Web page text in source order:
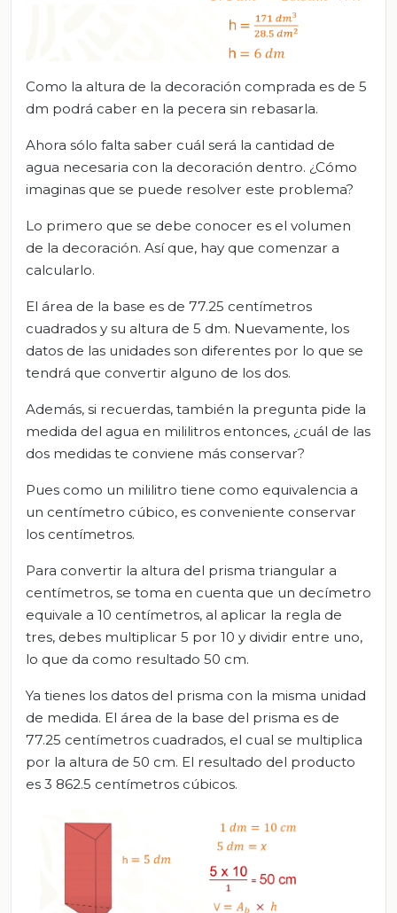
Como la altura de la decoración comprada es de 5
dm podrá caber en la pecera sin rebasarla.
Ahora sólo falta saber cuál será la cantidad de
agua necesaria con la decoración dentro. ¿Cómo
imaginas que se puede resolver este problema?
Lo primero que se debe conocer es el volumen
de la decoración. Así que, hay que comenzar a
calcularlo.
El área de la base es de 77.25 centímetros
cuadrados y su altura de 5 dm. Nuevamente, los
datos de las unidades son diferentes por lo que se
tendrá que convertir alguno de los dos.
Además, si recuerdas, también la pregunta pide la
medida del agua en mililitros entonces, ¿cuál de las
dos medidas te conviene más conservar?
Pues como un mililitro tiene como equivalencia a
un centímetro cúbico, es conveniente conservar
los centímetros.
Para convertir la altura del prisma triangular a
centímetros, se toma en cuenta que un decímetro
equivale a 10 centímetros, al aplicar la regla de
tres, debes multiplicar 5 por 10 y dividir entre uno,
lo que da como resultado 50 cm.
Ya tienes los datos del prisma con la misma unidad
de medida. El área de la base del prisma es de
77.25 centímetros cuadrados, el cual se multiplica
por la altura de 50 cm. El resultado del producto
es 3 862.5 centímetros cúbicos.